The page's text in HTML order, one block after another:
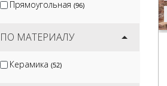
Прямоугольная (96)
ПО МАТЕРИАЛУ
Керамика (52)